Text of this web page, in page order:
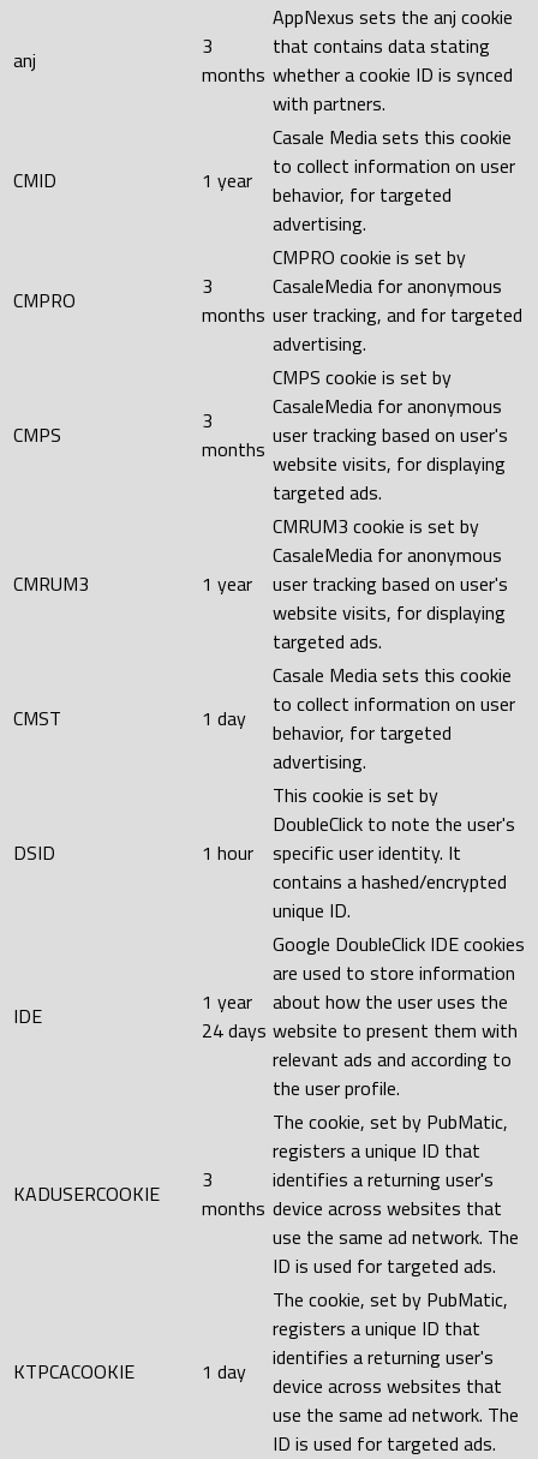
anj
3
months
AppNexus sets the anj cookie
that contains data stating
whether a cookie ID is synced
with partners.
CMID 1 year
Casale Media sets this cookie
to collect information on user
behavior, for targeted
advertising.
CMPRO
3
months
CMPRO cookie is set by
CasaleMedia for anonymous
user tracking, and for targeted
advertising.
CMPS
3
months
CMPS cookie is set by
CasaleMedia for anonymous
user tracking based on user's
website visits, for displaying
targeted ads.
CMRUM3 1 year
CMRUM3 cookie is set by
CasaleMedia for anonymous
user tracking based on user's
website visits, for displaying
targeted ads.
CMST 1 day
Casale Media sets this cookie
to collect information on user
behavior, for targeted
advertising.
DSID 1 hour
This cookie is set by
DoubleClick to note the user's
specific user identity. It
contains a hashed/encrypted
unique ID.
IDE
1 year
24 days
Google DoubleClick IDE cookies
are used to store information
about how the user uses the
website to present them with
relevant ads and according to
the user profile.
KADUSERCOOKIE
3
months
The cookie, set by PubMatic,
registers a unique ID that
identifies a returning user's
device across websites that
use the same ad network. The
ID is used for targeted ads.
KTPCACOOKIE 1 day
The cookie, set by PubMatic,
registers a unique ID that
identifies a returning user's
device across websites that
use the same ad network. The
ID is used for targeted ads.